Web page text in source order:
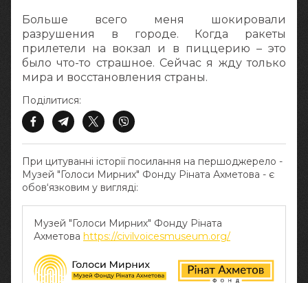
Больше всего меня шокировали
разрушения в городе. Когда ракеты
прилетели на вокзал и в пиццерию – это
было что-то страшное. Сейчас я жду только
мира и восстановления страны.
При цитуванні історії посилання на першоджерело -
Музей "Голоси Мирних" Фонду Ріната Ахметова - є
обов‘язковим у вигляді:
Музей "Голоси Мирних" Фонду Ріната
Ахметова https://civilvoicesmuseum.org/
Поділитися: